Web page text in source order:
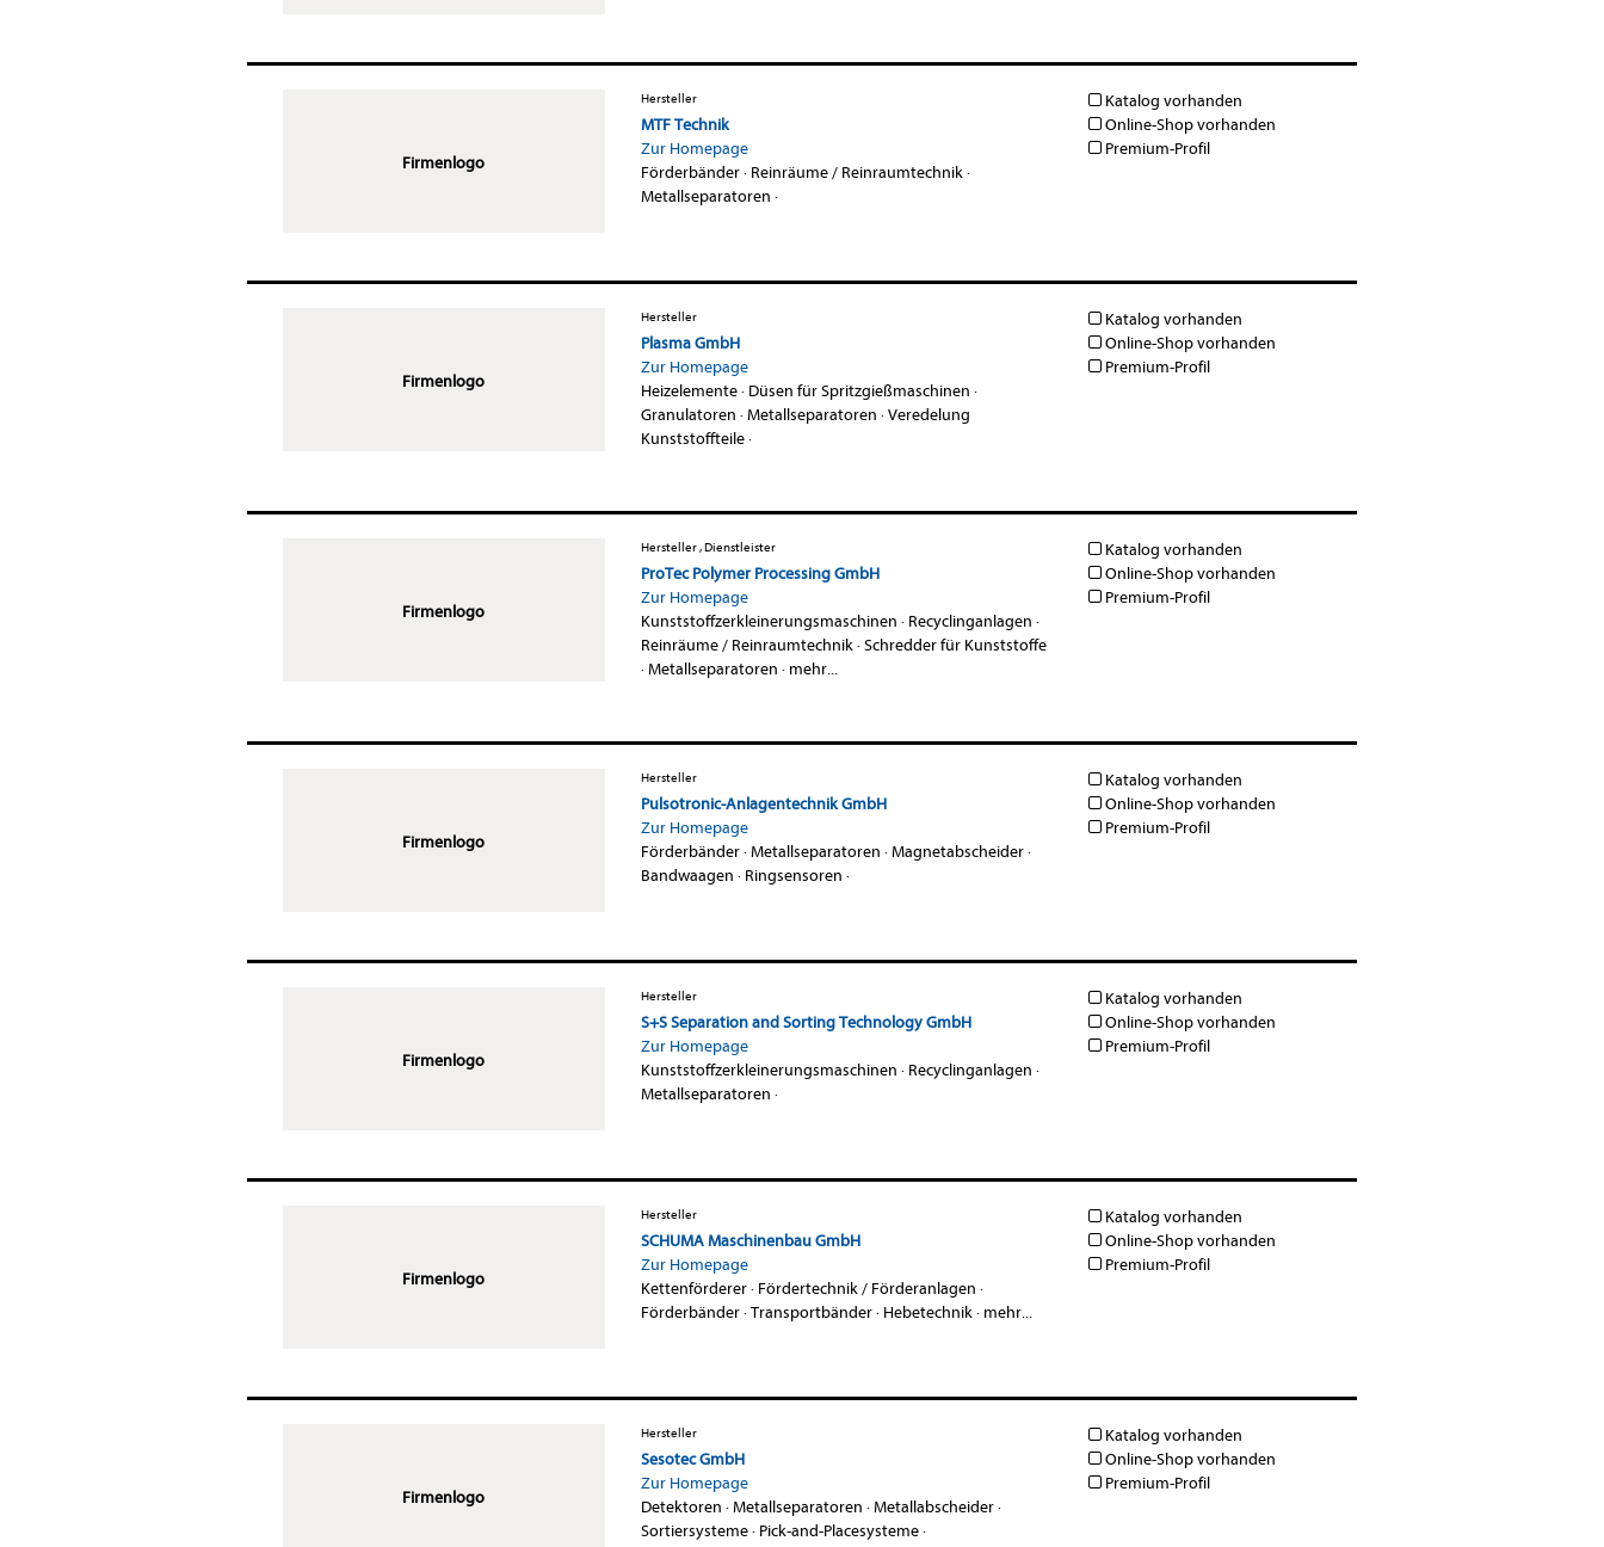
Firmenlogo
Hersteller
MTF Technik
Zur Homepage
Förderbänder· Reinräume / Reinraumtechnik·
Metallseparatoren ·
Katalog vorhanden
Online-Shop vorhanden
Premium-Profil
Firmenlogo
Hersteller
Plasma GmbH
Zur Homepage
Heizelemente· Düsen für Spritzgießmaschinen ·
Granulatoren ·Metallseparatoren ·Veredelung
Kunststoffteile·
Katalog vorhanden
Online-Shop vorhanden
Premium-Profil
Firmenlogo
Hersteller , Dienstleister
ProTec Polymer Processing GmbH
Zur Homepage
Kunststoffzerkleinerungsmaschinen · Recyclinganlagen ·
Reinräume / Reinraumtechnik·Schredder für Kunststoffe
·Metallseparatoren · mehr...
Katalog vorhanden
Online-Shop vorhanden
Premium-Profil
Firmenlogo
Hersteller
Pulsotronic-Anlagentechnik GmbH
Zur Homepage
Förderbänder·Metallseparatoren ·Magnetabscheider·
Bandwaagen · Ringsensoren ·
Katalog vorhanden
Online-Shop vorhanden
Premium-Profil
Firmenlogo
Hersteller
S+S Separation and Sorting Technology GmbH
Zur Homepage
Kunststoffzerkleinerungsmaschinen · Recyclinganlagen ·
Metallseparatoren ·
Katalog vorhanden
Online-Shop vorhanden
Premium-Profil
Firmenlogo
Hersteller
SCHUMA Maschinenbau GmbH
Zur Homepage
Kettenförderer· Fördertechnik / Förderanlagen ·
Förderbänder·Transportbänder· Hebetechnik· mehr...
Katalog vorhanden
Online-Shop vorhanden
Premium-Profil
Firmenlogo
Hersteller
Sesotec GmbH
Zur Homepage
Detektoren ·Metallseparatoren ·Metallabscheider·
Sortiersysteme· Pick-and-Placesysteme·
Katalog vorhanden
Online-Shop vorhanden
Premium-Profil